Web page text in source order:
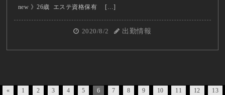
new 》26歳 エステ資格保有 […]
2020/8/2 出勤情報
« 1 2 3 4 5 6 7 8 9 10 11 12
13